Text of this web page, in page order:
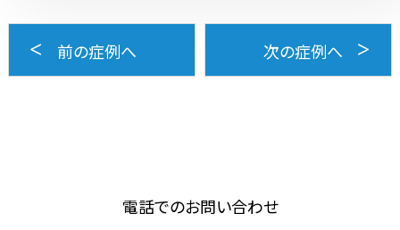
前の症例へ 次の症例へ
電話でのお問い合わせ